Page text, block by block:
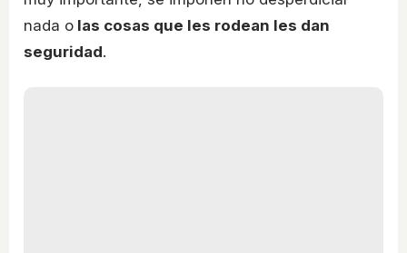
nada o las cosas que les rodean les dan
seguridad.